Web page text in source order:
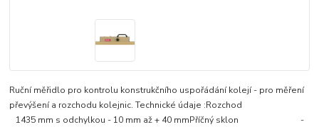
Ruční měřidlo pro kontrolu konstrukčního uspořádání kolejí - pro měření
převýšení a rozchodu kolejnic. Technické údaje :Rozchod
1435 mm s odchylkou - 10 mm až + 40 mmPříčný sklon -